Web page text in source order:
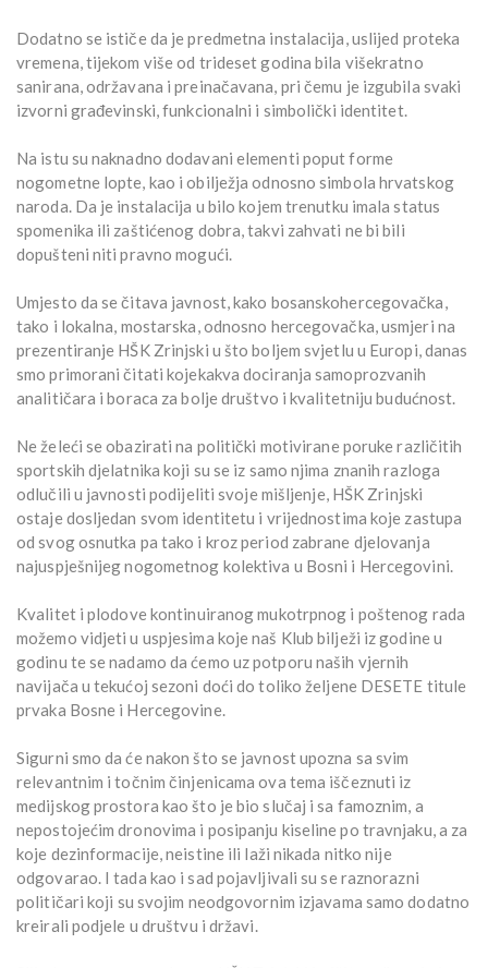
Dodatno se ističe da je predmetna instalacija, uslijed proteka
vremena, tijekom više od trideset godina bila višekratno
sanirana, održavana i preinačavana, pri čemu je izgubila svaki
izvorni građevinski, funkcionalni i simbolički identitet.
Na istu su naknadno dodavani elementi poput forme
nogometne lopte, kao i obilježja odnosno simbola hrvatskog
naroda. Da je instalacija u bilo kojem trenutku imala status
spomenika ili zaštićenog dobra, takvi zahvati ne bi bili
dopušteni niti pravno mogući.
Umjesto da se čitava javnost, kako bosanskohercegovačka,
tako i lokalna, mostarska, odnosno hercegovačka, usmjeri na
prezentiranje HŠK Zrinjski u što boljem svjetlu u Europi, danas
smo primorani čitati kojekakva dociranja samoprozvanih
analitičara i boraca za bolje društvo i kvalitetniju budućnost.
Ne želeći se obazirati na politički motivirane poruke različitih
sportskih djelatnika koji su se iz samo njima znanih razloga
odlučili u javnosti podijeliti svoje mišljenje, HŠK Zrinjski
ostaje dosljedan svom identitetu i vrijednostima koje zastupa
od svog osnutka pa tako i kroz period zabrane djelovanja
najuspješnijeg nogometnog kolektiva u Bosni i Hercegovini.
Kvalitet i plodove kontinuiranog mukotrpnog i poštenog rada
možemo vidjeti u uspjesima koje naš Klub bilježi iz godine u
godinu te se nadamo da ćemo uz potporu naših vjernih
navijača u tekućoj sezoni doći do toliko željene DESETE titule
prvaka Bosne i Hercegovine.
Sigurni smo da će nakon što se javnost upozna sa svim
relevantnim i točnim činjenicama ova tema iščeznuti iz
medijskog prostora kao što je bio slučaj i sa famoznim, a
nepostojećim dronovima i posipanju kiseline po travnjaku, a za
koje dezinformacije, neistine ili laži nikada nitko nije
odgovarao. I tada kao i sad pojavljivali su se raznorazni
političari koji su svojim neodgovornim izjavama samo dodatno
kreirali podjele u društvu i državi.